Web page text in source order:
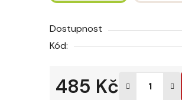
Dostupnost
Kód:
485 Kč